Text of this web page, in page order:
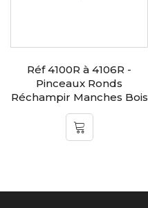
Réf 4100R à 4106R -
Pinceaux Ronds
Réchampir Manches Bois